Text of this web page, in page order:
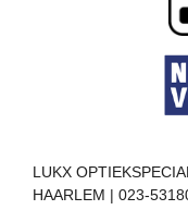
LUKX
HAARLEM | 023-